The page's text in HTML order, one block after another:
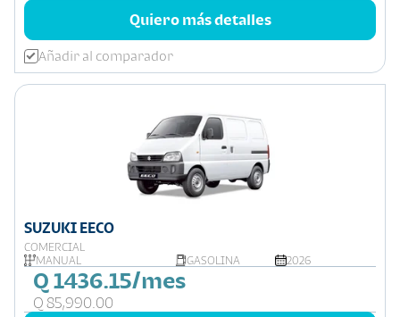
Quiero más detalles
Añadir al comparador
SUZUKI EECO
COMERCIAL
MANUAL
GASOLINA 2026
Q 1436.15/mes
Q 85,990.00